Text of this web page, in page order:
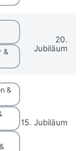
&
20.
Jubiläum
&
15. Jubiläum